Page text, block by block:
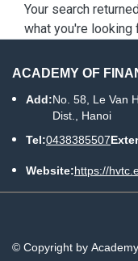
Your search
what you're looking
ACADEMY OF
Add:No. 58, Le Van
Dist., Hanoi
Tel:0438385507
Website:https://
© Copyright by